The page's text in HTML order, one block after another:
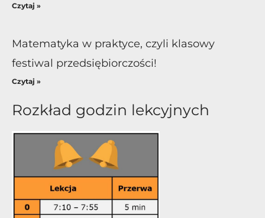
Czytaj »
Matematyka w praktyce, czyli klasowy
festiwal przedsiębiorczości!
Czytaj »
Rozkład godzin lekcyjnych